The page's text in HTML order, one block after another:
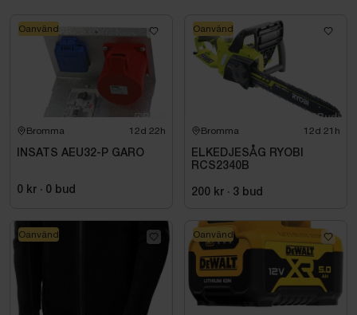
Bromma 12d 22h
INSATS AEU32-P GARO
0 kr · 0 bud
Oanvänd
Bromma 12d 21h
ELKEDJESÅG RYOBI
RCS2340B
200 kr · 3 bud
Oanvänd
Oanvänd Oanvänd